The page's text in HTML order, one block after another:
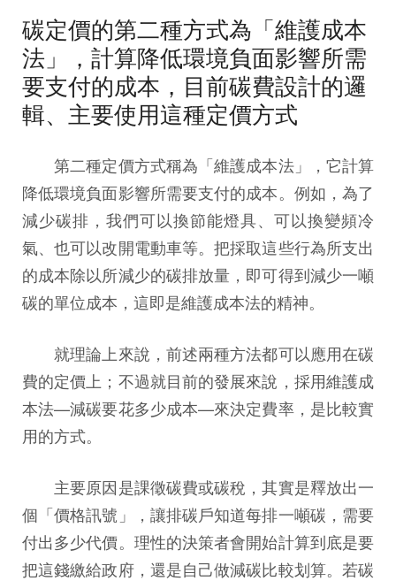
碳定價的第二種方式為「維護成本
法」，計算降低環境負面影響所需
要支付的成本，目前碳費設計的邏
輯、主要使用這種定價方式
第二種定價方式稱為「維護成本法」，它計算
降低環境負面影響所需要支付的成本。例如，為了
減少碳排，我們可以換節能燈具、可以換變頻冷
氣、也可以改開電動車等。把採取這些行為所支出
的成本除以所減少的碳排放量，即可得到減少一噸
碳的單位成本，這即是維護成本法的精神。
就理論上來說，前述兩種方法都可以應用在碳
費的定價上；不過就目前的發展來說，採用維護成
本法—減碳要花多少成本—來決定費率，是比較實
用的方式。
主要原因是課徵碳費或碳稅，其實是釋放出一
個「價格訊號」，讓排碳戶知道每排一噸碳，需要
付出多少代價。理性的決策者會開始計算到底是要
把這錢繳給政府，還是自己做減碳比較划算。若碳